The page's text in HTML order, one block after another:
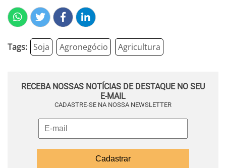
Tags: Soja Agronegócio Agricultura
RECEBA NOSSAS NOTÍCIAS DE DESTAQUE NO SEU
E-MAIL
CADASTRE-SE NA NOSSA NEWSLETTER